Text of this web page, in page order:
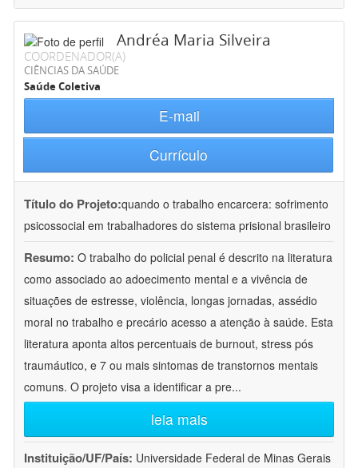
Andréa Maria Silveira
COORDENADOR(A)
CIÊNCIAS DA SAÚDE
Saúde Coletiva
E-mail
Currículo
Título do Projeto:quando o trabalho encarcera: sofrimento
psicossocial em trabalhadores do sistema prisional brasileiro
Resumo: O trabalho do policial penal é descrito na literatura
como associado ao adoecimento mental e a vivência de
situações de estresse, violência, longas jornadas, assédio
moral no trabalho e precário acesso a atenção à saúde. Esta
literatura aponta altos percentuais de burnout, stress pós
traumáutico, e 7 ou mais sintomas de transtornos mentais
comuns. O projeto visa a identificar a pre...
leia mais
Instituição/UF/País: Universidade Federal de Minas Gerais